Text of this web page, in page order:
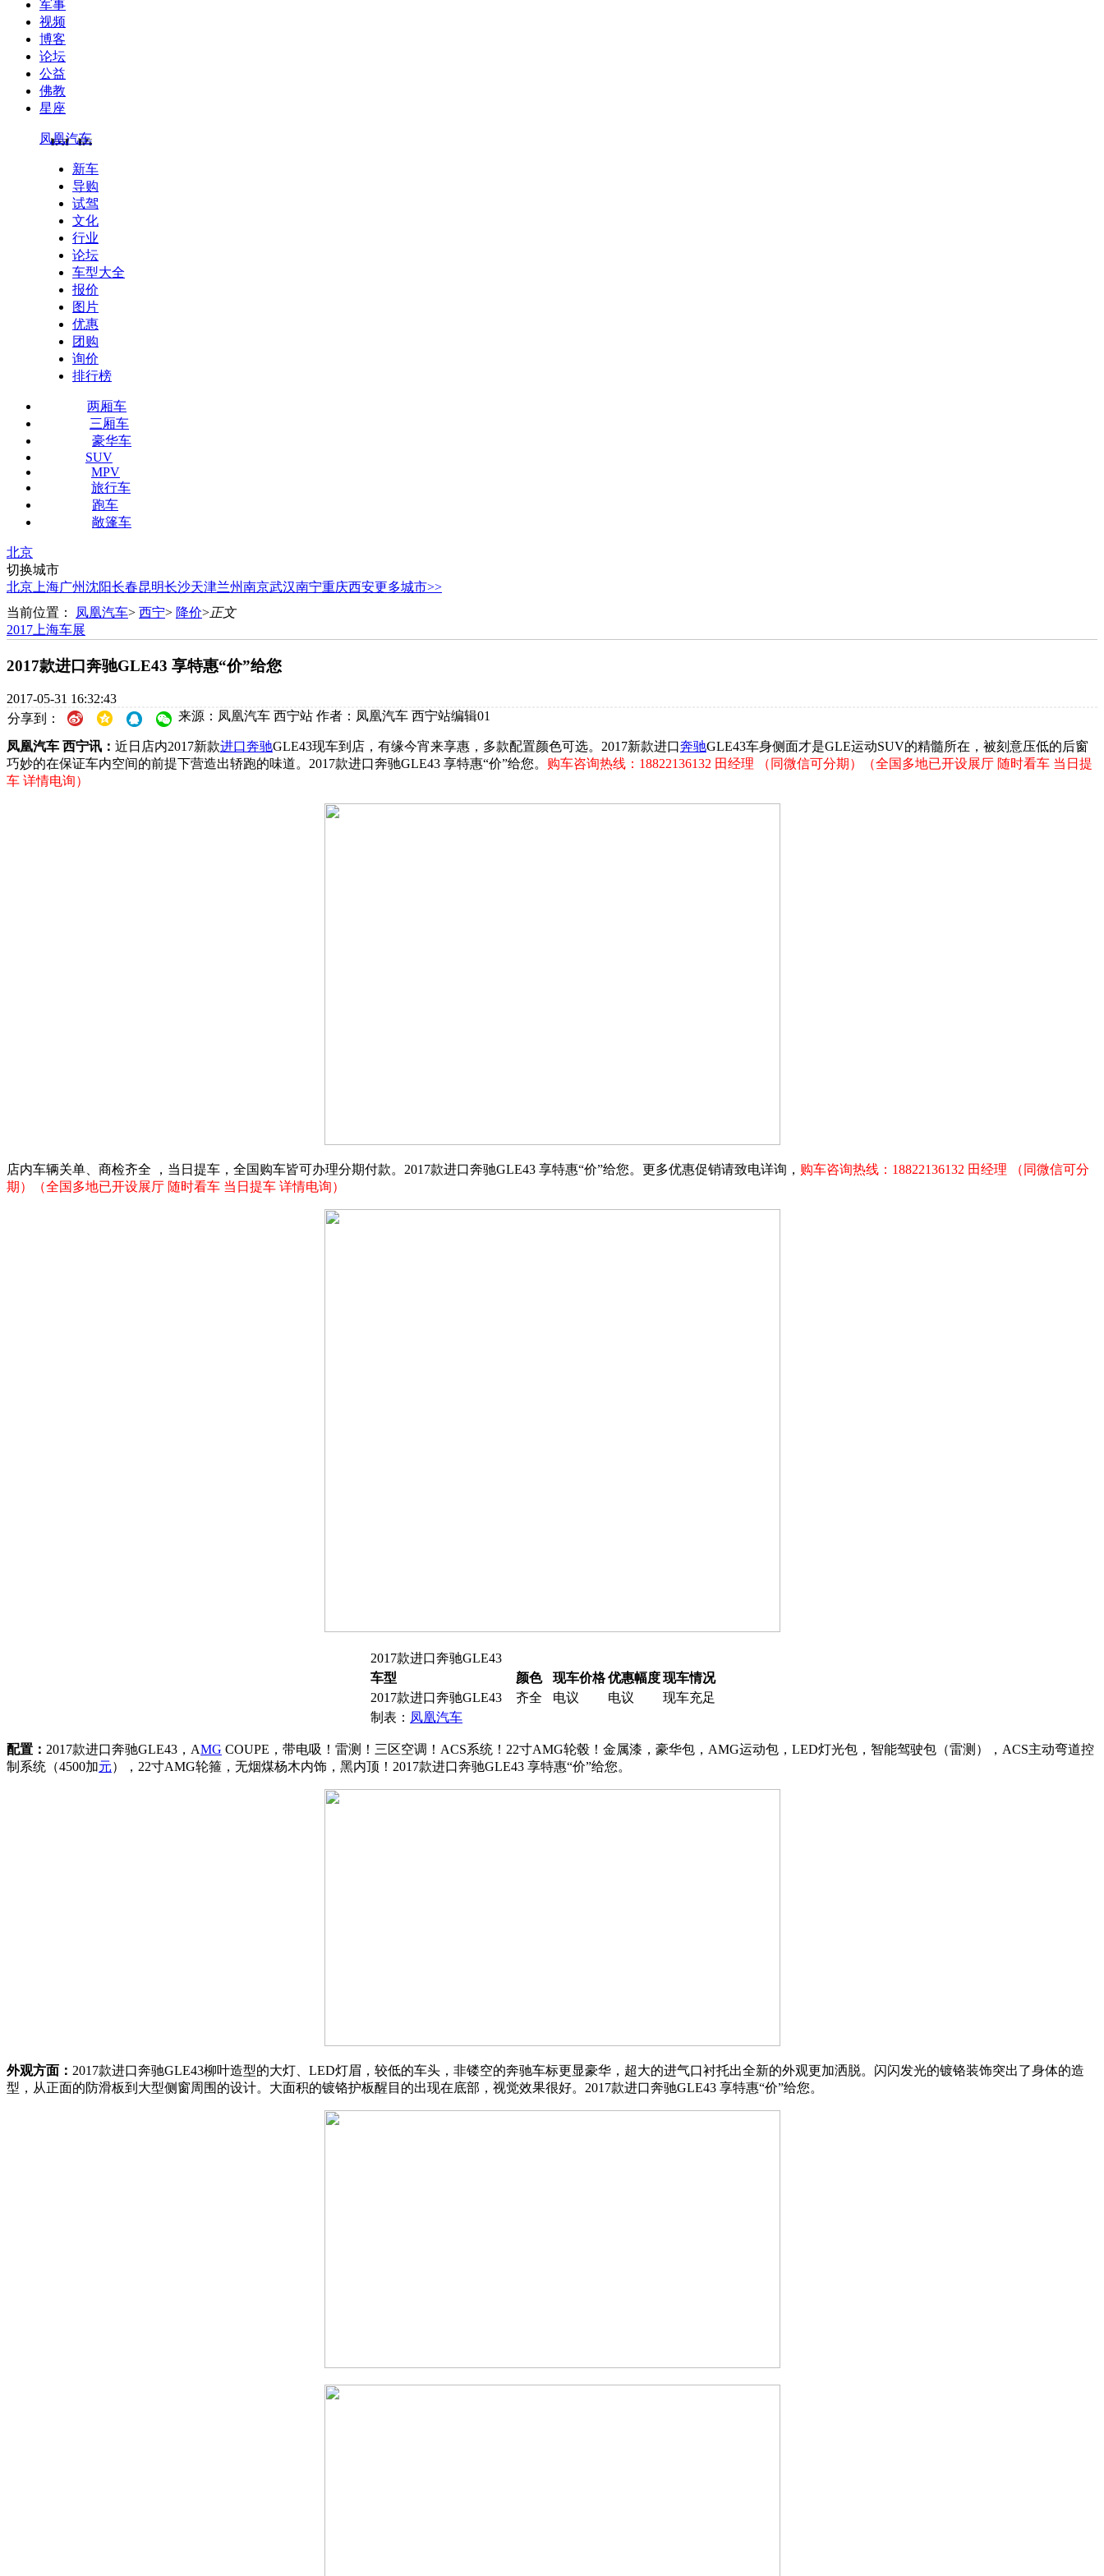
军事
视频
博客
论坛
公益
佛教
星座
凤凰汽车
新车
导购
试驾
文化
行业
论坛
车型大全
报价
图片
优惠
团购
询价
排行榜
两厢车
三厢车
豪华车
SUV
MPV
旅行车
跑车
敞篷车
北京
切换城市
北京 上海广州沈阳长春昆明长沙天津兰州南京武汉南宁重庆西安更多城市>>
当前位置：
凤凰汽车> 西宁> 降价>正文
2017上海车展
2017款进口奔驰GLE43 享特惠“价”给您
2017-05-31 16:32:43
分享到：
来源：凤凰汽车 西宁站 作者：凤凰汽车 西宁站编辑01
凤凰汽车 西宁讯： 近日店内2017新款进口奔驰GLE43现车到店，有缘今宵来享惠，多款配置颜色可选。2017新款进口奔驰GLE43车身侧面才是GLE运动SUV的精髓所在，被刻意压低的后窗
巧妙的在保证车内空间的前提下营造出轿跑的味道。2017款进口奔驰GLE43 享特惠“价”给您。 购车咨询热线：18822136132 田经理 （同微信可分期）（全国多地已开设展厅 随时看车 当日提
车 详情电询）
店内车辆关单、商检齐全 ，当日提车，全国购车皆可办理分期付款。2017款进口奔驰GLE43 享特惠“价”给您。更多优惠促销请致电详询， 购车咨询热线：18822136132 田经理 （同微信可分
期）（全国多地已开设展厅 随时看车 当日提车 详情电询）
2017款进口奔驰GLE43
车型
颜色 现车价格优惠幅度现车情况
2017款进口奔驰GLE43
齐全 电议 电议
现车充足
制表： 凤凰汽车
配置： 2017款进口奔驰GLE43，AMG COUPE，带电吸！雷测！三区空调！ACS系统！22寸AMG轮毂！金属漆，豪华包，AMG运动包，LED灯光包，智能驾驶包（雷测），ACS主动弯道控
制系统（4500加元），22寸AMG轮箍，无烟煤杨木内饰，黑内顶！2017款进口奔驰GLE43 享特惠“价”给您。
外观方面： 2017款进口奔驰GLE43柳叶造型的大灯、LED灯眉，较低的车头，非镂空的奔驰车标更显豪华，超大的进气口衬托出全新的外观更加洒脱。闪闪发光的镀铬装饰突出了身体的造
型，从正面的防滑板到大型侧窗周围的设计。大面积的镀铬护板醒目的出现在底部，视觉效果很好。2017款进口奔驰GLE43 享特惠“价”给您。